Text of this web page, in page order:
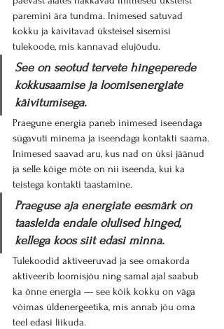
paremini ära tundma. Inimesed satuvad
kokku ja käivitavad üksteisel sisemisi
tulekoode, mis kannavad elujõudu.
See on seotud tervete hingeperede
kokkusaamise ja loomisenergiate
käivitumisega.
Praegune energia paneb inimesed iseendaga
sügavuti minema ja iseendaga kontakti saama.
Inimesed saavad aru, kus nad on üksi jäänud
ja selle kõige mõte on nii iseenda, kui ka
teistega kontakti taastamine.
Praeguse aja energiate eesmärk on
taasleida endale olulised hinged,
kellega koos siit edasi minna.
Tulekoodid aktiveeruvad ja see omakorda
aktiveerib loomisjõu ning samal ajal saabub
ka õnne energia — see kõik kokku on väga
võimas üldenergeetika, mis annab jõu oma
teel edasi liikuda.